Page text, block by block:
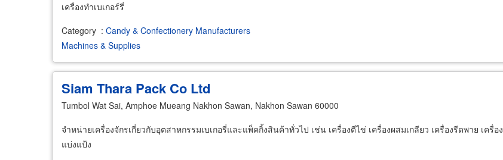
เครื่องทำเบเกอร์รี่
Category : Candy & Confectionery Manufacturers
Machines & Supplies
Siam Thara Pack Co Ltd
Tumbol Wat Sai, Amphoe Mueang Nakhon Sawan, Nakhon Sawan 60000
จำหน่ายเครื่องจักรเกี่ยวกับอุตสาหกรรมเบเกอรี่และแพ็คกิ้งสินค้าทั่วไป เช่น เครื่องตีไข่ เครื่องผสมเกลียว เครื่องรีดพาย เครื่อง
แบ่งแป้ง